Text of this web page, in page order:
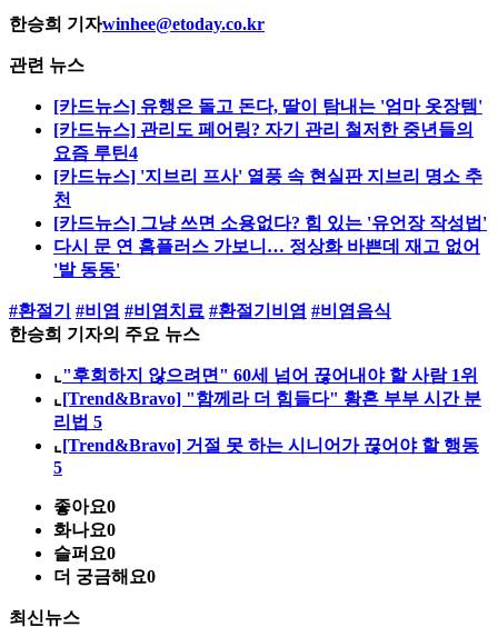
한승희 기자winhee@etoday.co.kr
관련 뉴스
[카드뉴스] 유행은 돌고 돈다, 딸이 탐내는 '엄마 옷장템'
[카드뉴스] 관리도 페어링? 자기 관리 철저한 중년들의
요즘 루틴4
[카드뉴스] '지브리 프사' 열풍 속 현실판 지브리 명소 추
천
[카드뉴스] 그냥 쓰면 소용없다? 힘 있는 '유언장 작성법'
다시 문 연 홈플러스 가보니… 정상화 바쁜데 재고 없어
'발 동동'
#환절기 #비염 #비염치료 #환절기비염 #비염음식
한승희 기자의 주요 뉴스
⌞"후회하지 않으려면" 60세 넘어 끊어내야 할 사람 1위
⌞[Trend&Bravo] "함께라 더 힘들다" 황혼 부부 시간 분
리법 5
⌞[Trend&Bravo] 거절 못 하는 시니어가 끊어야 할 행동
5
좋아요0
화나요0
슬퍼요0
더 궁금해요0
최신뉴스